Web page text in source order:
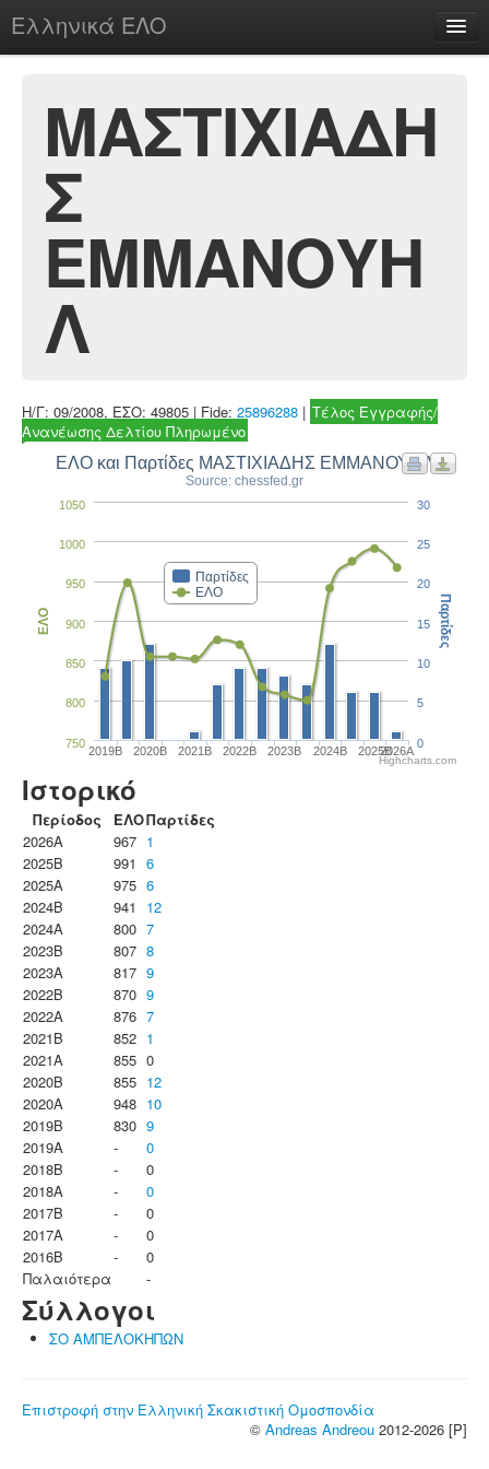
Ελληνικά ΕΛΟ
chesstu.be @ discord
Login
ΜΑΣΤΙΧΙΑΔΗ
Σ
ΕΜΜΑΝΟΥΗ
Λ
Η/Γ: 09/2008, ΕΣΟ: 49805 | Fide: 25896288 | Τέλος Εγγραφής/
Ανανέωσης Δελτίου Πληρωμένο
ΕΛΟ και Παρτίδες ΜΑΣΤΙΧΙΑΔΗΣ ΕΜΜΑΝΟΥΗΛ
Source: chessfed.gr
Παρτίδες
ΕΛΟ
2019B 2020B 2021B 2022B 2023B 2024B 2025B2026A
750
800
850
900
950
1000
1050
ΕΛΟ
0
5
10
15
20
25
30
Παρτίδες
Highcharts.com
Ιστορικό
Περίοδος ΕΛΟΠαρτίδες
2026A
967 1
2025B
991 6
2025A
975 6
2024B
941
12
2024A
800 7
2023B
807 8
2023Α
817 9
2022B
870 9
2022A
876 7
2021B
852 1
2021A
855 0
2020B
855 12
2020A
948 10
2019B
830 9
2019A
-
0
2018B
-
0
2018A
-
0
2017B
-
0
2017A
-
0
2016B
-
0
Παλαιότερα
-
Σύλλογοι
ΣΟ ΑΜΠΕΛΟΚΗΠΩΝ
Επιστροφή στην Ελληνική Σκακιστική Ομοσπονδία
© Andreas Andreou 2012-2026 [P]